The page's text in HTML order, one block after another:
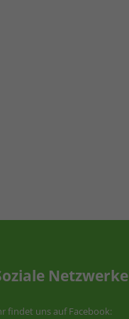
Netzwerke
findet uns auf Facebook: